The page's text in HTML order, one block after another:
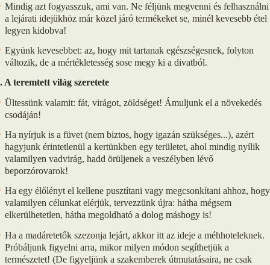
Mindig azt fogyasszuk, ami van. Ne féljünk megvenni és felhasználni
a lejárati idejükhöz már közel járó termékeket se, minél kevesebb étel
legyen kidobva!
Együnk kevesebbet: az, hogy mit tartanak egészségesnek, folyton
változik, de a mértékletesség sose megy ki a divatból.
A teremtett világ szeretete
Ültessünk valamit: fát, virágot, zöldséget! Ámuljunk el a növekedés
csodáján!
Ha nyírjuk is a füvet (nem biztos, hogy igazán szükséges...), azért
hagyjunk érintetlenül a kertünkben egy területet, ahol mindig nyílik
valamilyen vadvirág, hadd örüljenek a veszélyben lévő
beporzórovarok!
Ha egy élőlényt el kellene pusztítani vagy megcsonkítani ahhoz, hogy
valamilyen célunkat elérjük, tervezzünk újra: hátha mégsem
elkerülhetetlen, hátha megoldható a dolog máshogy is!
Ha a madáretetők szezonja lejárt, akkor itt az ideje a méhhoteleknek.
Próbáljunk figyelni arra, mikor milyen módon segíthetjük a
természetet! (De figyeljünk a szakemberek útmutatásaira, ne csak